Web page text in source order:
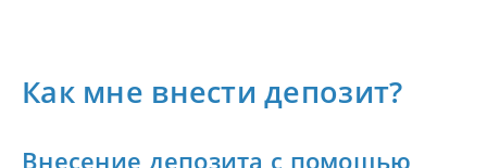
Как мне внести депозит?
Внесение депозита с помощью